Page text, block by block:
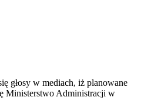
głosy w mediach, iż planowane
Ministerstwo Administracji w